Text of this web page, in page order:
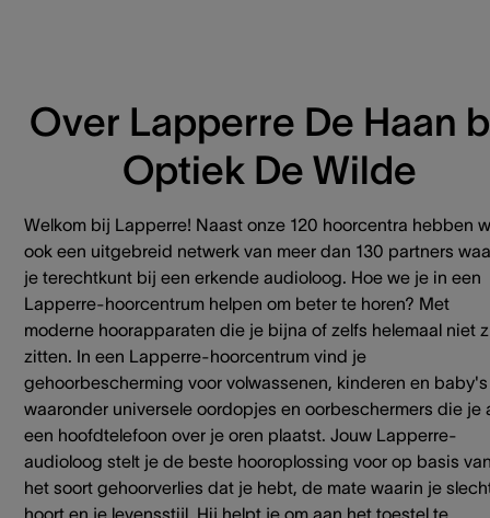
Over Lapperre De Haan
Optiek De Wilde
Welkom bij Lapperre! Naast onze 120 hoorcentra hebben
ook een uitgebreid netwerk van meer dan 130 partners
je terechtkunt bij een erkende audioloog. Hoe we je in een
Lapperre-hoorcentrum helpen om beter te horen? Met
moderne hoorapparaten die je bijna of zelfs helemaal niet
zitten. In een Lapperre-hoorcentrum vind je
gehoorbescherming voor volwassenen, kinderen en baby's
waaronder universele oordopjes en oorbeschermers die je
een hoofdtelefoon over je oren plaatst. Jouw Lapperre-
audioloog stelt je de beste hooroplossing voor op basis
het soort gehoorverlies dat je hebt, de mate waarin je
hoort en je levensstijl. Hij helpt je om aan het toestel te